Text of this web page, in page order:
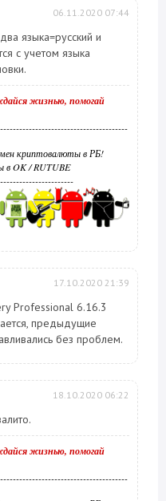
06.11.2020 07:44
языка=русский и
с учетом языка
жизнью, помогай
криптовалюты в РБ!
в OK/RUTUBE
17.10.2020 21:39
Professional 6.16.3
предыдущие
без проблем.
18.10.2020 06:22
жизнью, помогай